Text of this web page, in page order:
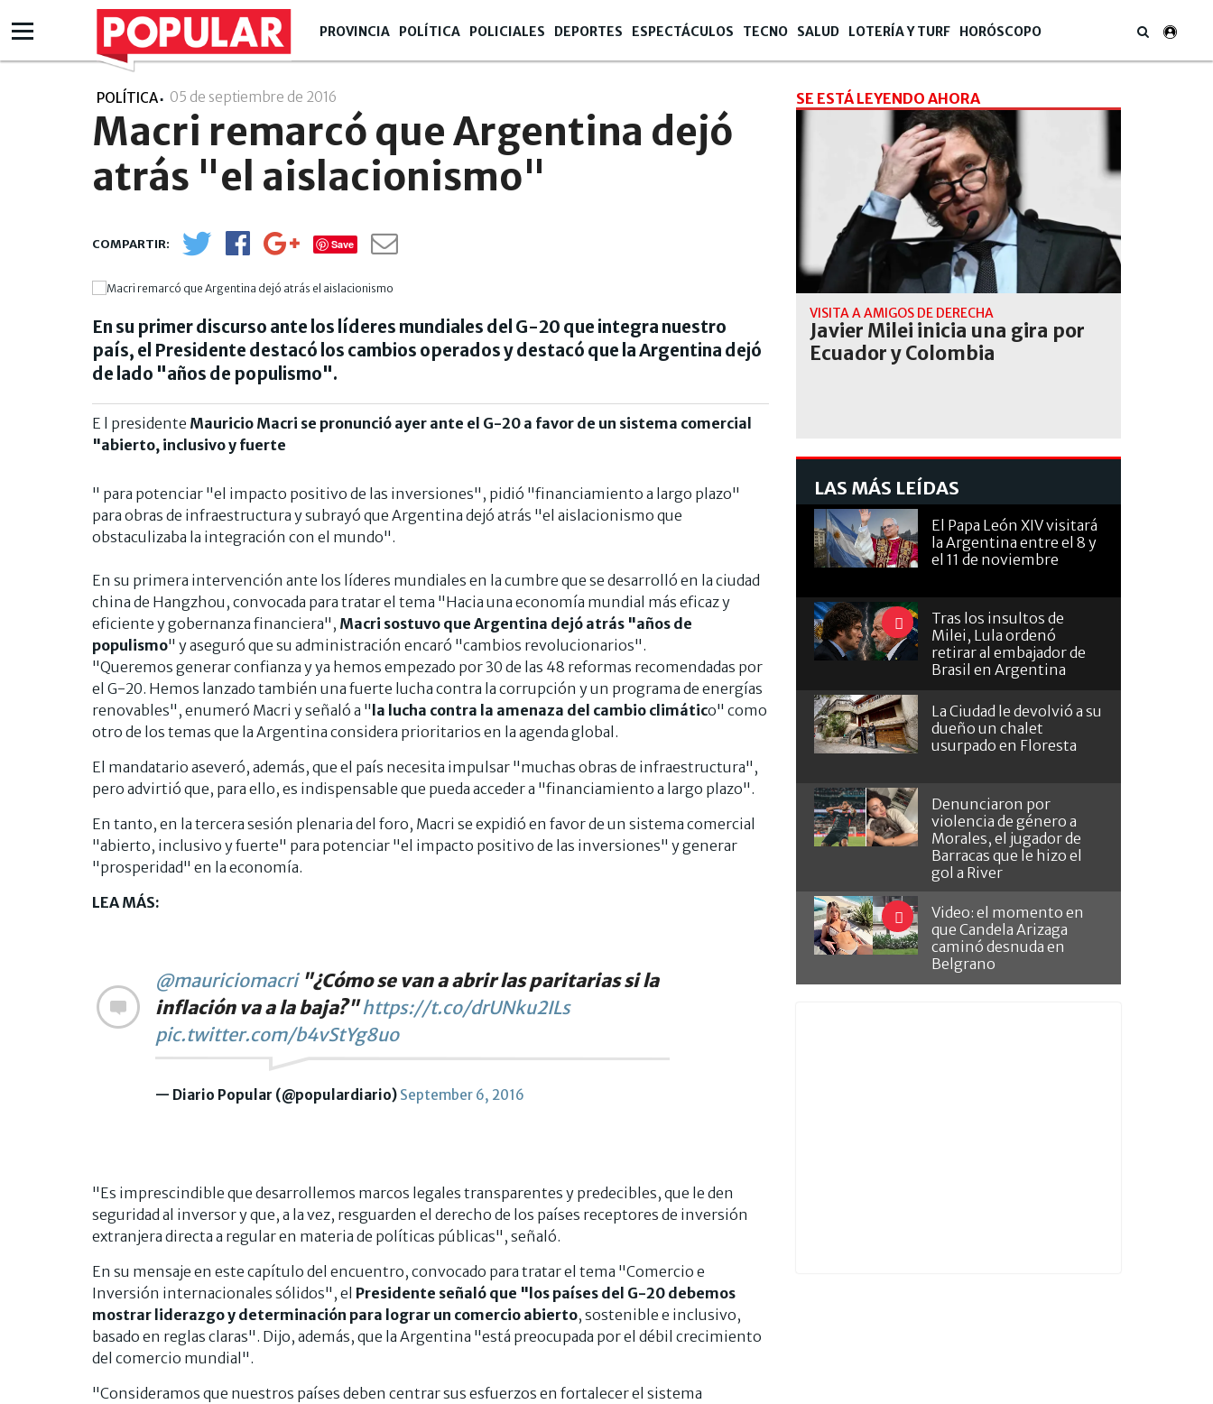
PROVINCIA POLÍTICA POLICIALES DEPORTES ESPECTÁCULOS TECNO SALUD LOTERÍA Y TURF HORÓSCOPO
POLÍTICA 05 de septiembre de 2016
Macri remarcó que Argentina dejó
atrás "el aislacionismo"
Save
En su primer discurso ante los líderes mundiales del G-20 que integra nuestro
país, el Presidente destacó los cambios operados y destacó que la Argentina dejó
de lado "años de populismo".
E l presidente Mauricio Macri se pronunció ayer ante el G-20 a favor de un sistema comercial
"abierto, inclusivo y fuerte
" para potenciar "el impacto positivo de las inversiones", pidió "financiamiento a largo plazo"
para obras de infraestructura y subrayó que Argentina dejó atrás "el aislacionismo que
obstaculizaba la integración con el mundo".
En su primera intervención ante los líderes mundiales en la cumbre que se desarrolló en la ciudad
china de Hangzhou, convocada para tratar el tema "Hacia una economía mundial más eficaz y
eficiente y gobernanza financiera", Macri sostuvo que Argentina dejó atrás "años de
populismo" y aseguró que su administración encaró "cambios revolucionarios".
"Queremos generar confianza y ya hemos empezado por 30 de las 48 reformas recomendadas por
el G-20. Hemos lanzado también una fuerte lucha contra la corrupción y un programa de energías
renovables", enumeró Macri y señaló a "la lucha contra la amenaza del cambio climático" como
otro de los temas que la Argentina considera prioritarios en la agenda global.
El mandatario aseveró, además, que el país necesita impulsar "muchas obras de infraestructura",
pero advirtió que, para ello, es indispensable que pueda acceder a "financiamiento a largo plazo".
En tanto, en la tercera sesión plenaria del foro, Macri se expidió en favor de un sistema comercial
"abierto, inclusivo y fuerte" para potenciar "el impacto positivo de las inversiones" y generar
"prosperidad" en la economía.
LEA MÁS:
@mauriciomacri"¿Cómo se van a abrir las paritarias si la
inflación va a la baja?"https://t.co/drUNku2ILs
pic.twitter.com/b4vStYg8uo
— Diario Popular (@populardiario) September 6, 2016
"Es imprescindible que desarrollemos marcos legales transparentes y predecibles, que le den
seguridad al inversor y que, a la vez, resguarden el derecho de los países receptores de inversión
extranjera directa a regular en materia de políticas públicas", señaló.
En su mensaje en este capítulo del encuentro, convocado para tratar el tema "Comercio e
Inversión internacionales sólidos", el Presidente señaló que "los países del G-20 debemos
mostrar liderazgo y determinación para lograr un comercio abierto, sostenible e inclusivo,
basado en reglas claras". Dijo, además, que la Argentina "está preocupada por el débil crecimiento
del comercio mundial".
"Consideramos que nuestros países deben centrar sus esfuerzos en fortalecer el sistema
SE ESTÁ LEYENDO AHORA
VISITA A AMIGOS DE DERECHA
Javier Milei inicia una gira por
Ecuador y Colombia
LAS MÁS LEÍDAS
El Papa León XIV visitará
la Argentina entre el 8 y
el 11 de noviembre
Tras los insultos de
Milei, Lula ordenó
retirar al embajador de
Brasil en Argentina
La Ciudad le devolvió a su
dueño un chalet
usurpado en Floresta
Denunciaron por
violencia de género a
Morales, el jugador de
Barracas que le hizo el
gol a River
Video: el momento en
que Candela Arizaga
caminó desnuda en
Belgrano